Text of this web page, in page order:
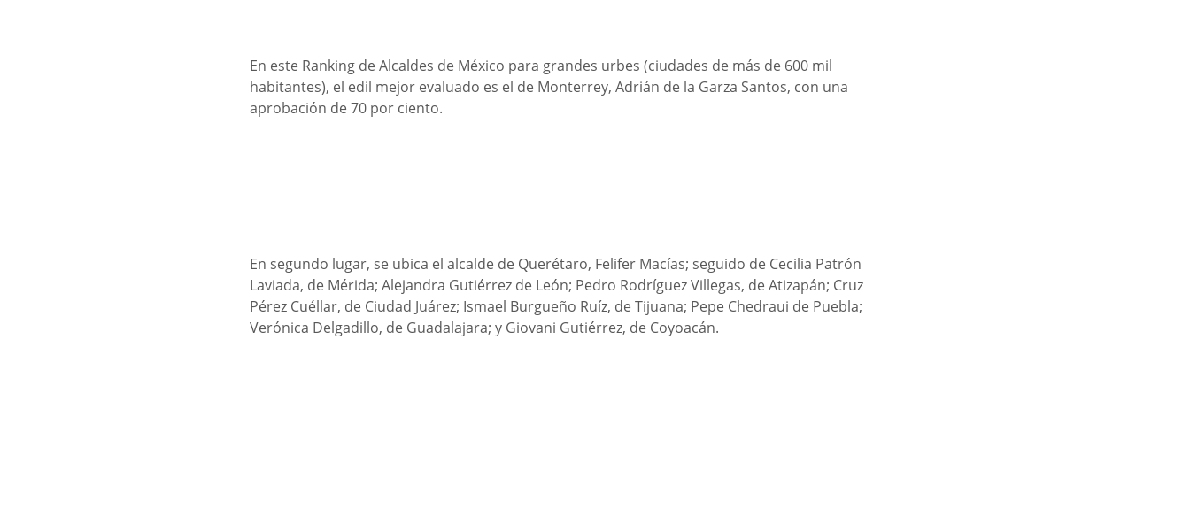
En este Ranking de Alcaldes de México para grandes urbes (ciudades de más de 600 mil
habitantes), el edil mejor evaluado es el de Monterrey, Adrián de la Garza Santos, con una
aprobación de 70 por ciento.
En segundo lugar, se ubica el alcalde de Querétaro, Felifer Macías; seguido de Cecilia Patrón
Laviada, de Mérida; Alejandra Gutiérrez de León; Pedro Rodríguez Villegas, de Atizapán; Cruz
Pérez Cuéllar, de Ciudad Juárez; Ismael Burgueño Ruíz, de Tijuana; Pepe Chedraui de Puebla;
Verónica Delgadillo, de Guadalajara; y Giovani Gutiérrez, de Coyoacán.